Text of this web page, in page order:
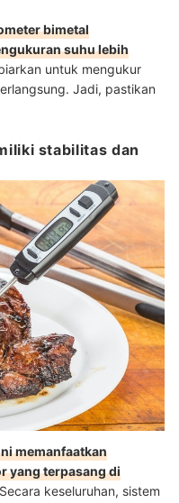
bimetal
suhu lebih
untuk mengukur
Jadi, pastikan
stabilitas dan
memanfaatkan
yang terpasang di
keseluruhan, sistem